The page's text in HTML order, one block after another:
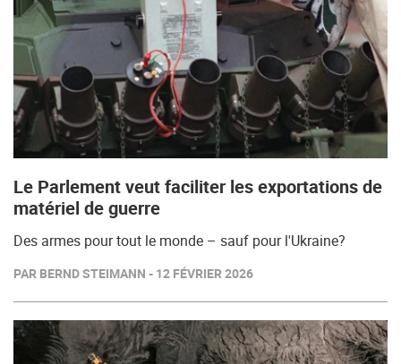
Le Parlement veut faciliter les exportations de
matériel de guerre
Des armes pour tout le monde – sauf pour l'Ukraine?
PAR BERND STEIMANN - 12 FÉVRIER 2026